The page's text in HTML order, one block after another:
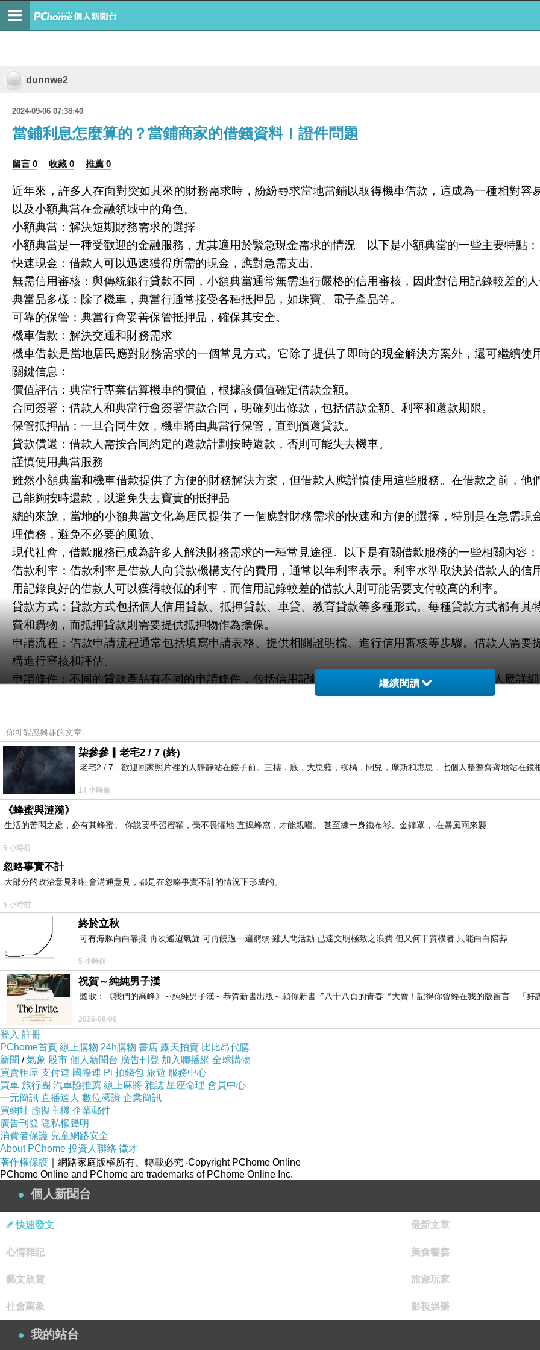
dunnwe2
2024-09-06 07:38:40
當鋪利息怎麼算的？當鋪商家的借錢資料！證件問題
留言 0 收藏 0 推薦 0
近年來，許多人在面對突如其來的財務需求時，紛紛尋求當地當鋪以取得機車借款，這成為一種相對容
以及小額典當在金融領域中的角色。
小額典當：解決短期財務需求的選擇
小額典當是一種受歡迎的金融服務，尤其適用於緊急現金需求的情況。以下是小額典當的一些主要特點：
快速現金：借款人可以迅速獲得所需的現金，應對急需支出。
無需信用審核：與傳統銀行貸款不同，小額典當通常無需進行嚴格的信用審核，因此對信用記錄較差的人
典當品多樣：除了機車，典當行通常接受各種抵押品，如珠寶、電子產品等。
可靠的保管：典當行會妥善保管抵押品，確保其安全。
機車借款：解決交通和財務需求
機車借款是當地居民應對財務需求的一個常見方式。它除了提供了即時的現金解決方案外，還可繼續
關鍵信息：
價值評估：典當行專業估算機車的價值，根據該價值確定借款金額。
合同簽署：借款人和典當行會簽署借款合同，明確列出條款，包括借款金額、利率和還款期限。
保管抵押品：一旦合同生效，機車將由典當行保管，直到償還貸款。
貸款償還：借款人需按合同約定的還款計劃按時還款，否則可能失去機車。
謹慎使用典當服務
雖然小額典當和機車借款提供了方便的財務解決方案，但借款人應謹慎使用這些服務。在借款之前，他
己能夠按時還款，以避免失去寶貴的抵押品。
總的來說，當地的小額典當文化為居民提供了一個應對財務需求的快速和方便的選擇，特別是在急需
理債務，避免不必要的風險。
現代社會，借款服務已成為許多人解決財務需求的一種常見途徑。以下是有關借款服務的一些相關內容：
借款利率：借款利率是借款人向貸款機構支付的費用，通常以年利率表示。利率水準取決於借款人的
用記錄良好的借款人可以獲得較低的利率，而信用記錄較差的借款人則可能需要支付較高的利率。
貸款方式：貸款方式包括個人信用貸款、抵押貸款、車貸、教育貸款等多種形式。每種貸款方式都有
費和購物，而抵押貸款則需要提供抵押物作為擔保。
申請流程：借款申請流程通常包括填寫申請表格、提供相關證明檔、進行信用審核等步驟。借款人需
構進行審核和評估。
申請條件：不同的貸款產品有不同的申請條件，包括信用記錄、收入證明、工作穩定性等。借款人應詳
還款方式：常見的還款方式包括等額本息還款和先息後本還款。借款人可以根據自己的財務狀況和還款
總的來說，借款服務為人們提供了解決財務需求的方便途徑，但借款前應慎重考慮，選擇適合自己的貸
款約定，以確保個人財務健康。
機車抵押貸款是台灣常見的借款方式之一，尤其適用於需要快速獲得現金的個人。以下是有關台中機車
借款方式：
在台灣，個人可以將自己名下的機車作為抵押，向銀行、信貸公司或其他金融機構申請貸款。申請人需
等。貸款金額一般根據機車價值的一定比例進行核定。
利率情況：
台中機車借款的利率通常根據市場情況和個人信用狀況而定。一般而言，利率會根據借款金額、還款
可能會獲得較低的利率。
在申請機車抵押貸款時，借款人應詳細閱讀貸款合約，瞭解利率、還款期限、還款方式等各項條款。
款，以免拖欠還款影響個人信用。另外，提前還款可能會產生一定的手續費用，借款人應留意相關規定。
總的來說，台灣的機車抵押貸款是一種方便快捷的借貸方式，適用於需要短期資金周轉的個人。借款人
保能夠按時還款，避免不必要的財務風險。
上一篇：講述在台典當行的規則？借款
下一篇： 各種貸款方式？台灣當鋪的資料！
繼續閱讀
你可能感興趣的文章
柒參參▎老宅2 / 7 (終)
老宅2 / 7 - 歡迎回家照片裡的人靜靜站在鏡子前。三樓，廄，大崽蕥，柳橘，閆兒，摩斯和崽崽，七個人整整齊齊地站在鏡
14 小時前
《蜂蜜與漣漪》
生活的苦悶之處，必有其蜂蜜。 你說要學習蜜獾，毫不畏懼地 直搗蜂窩，才能親嚐。 甚至練一身鐵布衫、金鐘罩， 在暴風雨來襲
5 小時前
忽略事實不計
大部分的政治意見和社會溝通意見，都是在忽略事實不計的情況下形成的。
5 小時前
終於立秋
可有海豚白白靠攏 再次遙迢氣旋 可再饒過一遍窮弱 雖人間活動 已達文明極致之浪費 但又何干質樸者 只能白白陪葬
5 小時前
祝賀～純純男子漢
聽歌：《我們的高峰》～純純男子漢～恭賀新書出版～願你新書〞八十八頁的青春〞大賣！記得你曾經在我的版留言…「好
2026-08-06
登入 註冊
PChome首頁 線上購物 24h購物 書店 露天拍賣 比比昂代購
新聞 /氣象 股市 個人新聞台 廣告刊登 加入聯播網 全球購物
買賣租屋 支付連 國際連 Pi 拍錢包 旅遊 服務中心
買車 旅行團 汽車險推薦 線上麻將 雜誌 星座命理 會員中心
一元簡訊 直播達人 數位憑證 企業簡訊
買網址 虛擬主機 企業郵件
廣告刊登 隱私權聲明
消費者保護 兒童網路安全
About PChome 投資人聯絡 徵才
著作權保護 ｜網路家庭版權所有、轉載必究 ‧Copyright PChome Online
PChome Online and PChome are trademarks of PChome Online Inc.
個人新聞台
快速發文 最新文章
心情雜記 美食饗宴
藝文欣賞 旅遊玩家
社會萬象 影視娛樂
我的站台